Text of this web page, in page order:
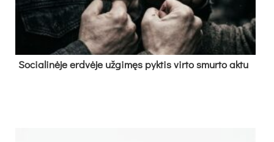
So­cia­li­nė­je erd­vė­je už­gi­męs pyk­tis vir­to smur­to ak­tu